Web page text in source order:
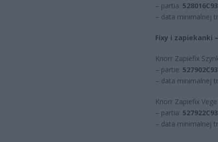
– partia: 528016C93
– data minimalnej
Fixy i zapiekanki
Knorr Zapiefix
– partie: 527902C93
– data minimalnej
Knorr Zapiefix Vege
– partia: 527922C93
– data minimalnej